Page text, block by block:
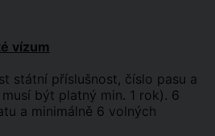
vízum
státní příslušnost, číslo pasu a
být platný min. 1 rok). 6
a minimálně 6 volných